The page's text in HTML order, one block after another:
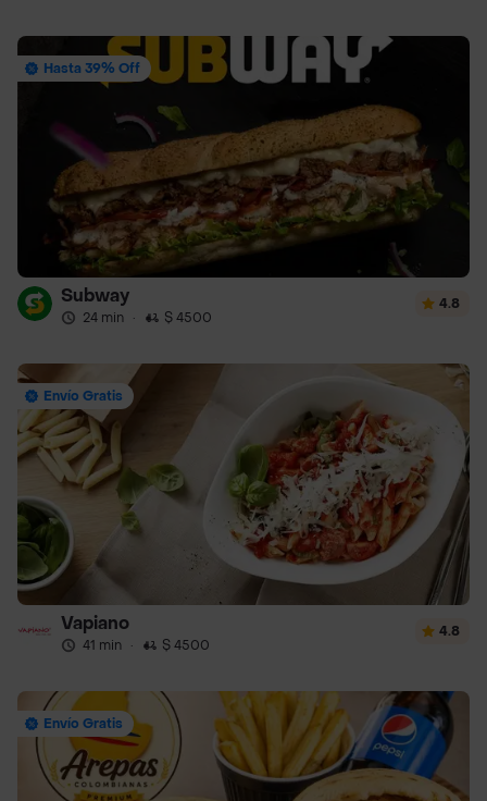
Hasta 39% Off
Subway
24 min · $ 4500
4.8
Envío Gratis
Vapiano
41 min · $ 4500
4.8
Envío Gratis